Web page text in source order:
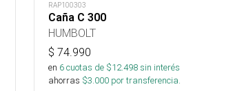
RAP100303
Caña C 300
HUMBOLT
$ 74.990
en 6cuotas de $12.498sin interés
ahorras $3.000 por transferencia.